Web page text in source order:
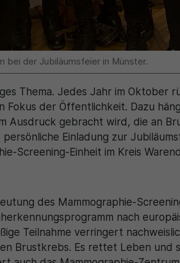
bei der Jubiläumsfeier in Münster.
Thema. Jedes Jahr im Oktober
der Öffentlichkeit. Dazu
Ausdruck gebracht wird, die an
Einladung zur
Screening-Einheit im Kreis
des Mammographie-
nach
Teilnahme verringert
Brustkrebs. Es rettet Leben und